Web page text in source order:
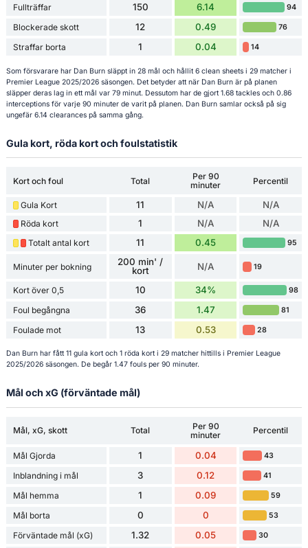
Fullträffar 150 6.14 94
Blockerade skott 12 0.49 76
Straffar borta 1 0.04 14
Som försvarare har Dan Burn släppt in 28 mål och hållit 6 clean sheets i 29 matcher i
Premier League 2025/2026 säsongen. Det betyder att när Dan Burn är på planen
släpper deras lag in ett mål var 79 minut. Dessutom har de gjort 1.68 tackles och 0.86
interceptions för varje 90 minuter de varit på planen. Dan Burn samlar också på sig
ungefär 6.14 clearances på samma gång.
Gula kort, röda kort och foulstatistik
Kort och foul Total
Per 90
minuter
Percentil
Gula Kort 11 N/A N/A
Röda kort 1 N/A N/A
Totalt antal kort 11 0.45 95
Minuter per bokning
200 min' /
kort
N/A 19
Kort över 0,5 10 34% 98
Foul begångna 36 1.47 81
Foulade mot 13 0.53 28
Dan Burn har fått 11 gula kort och 1 röda kort i 29 matcher hittills i Premier League
2025/2026 säsongen. De begår 1.47 fouls per 90 minuter.
Mål och xG (förväntade mål)
Mål, xG, skott Total
Per 90
minuter
Percentil
Mål Gjorda 1 0.04 43
Inblandning i mål 3 0.12 41
Mål hemma 1 0.09 59
Mål borta 0 0 53
Förväntade mål (xG) 1.32 0.05 30